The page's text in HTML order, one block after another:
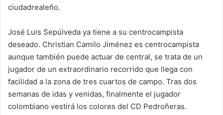
ciudadrealeño.
José Luis Sepúlveda ya tiene a su centrocampista
deseado. Christian Camilo Jiménez es centrocampista
aunque también puede actuar de central, se trata de un
jugador de un extraordinario recorrido que llega con
facilidad a la zona de tres cuartos de campo. Tras dos
semanas de idas y venidas, finalmente el jugador
colombiano vestirá los colores del CD Pedroñeras.